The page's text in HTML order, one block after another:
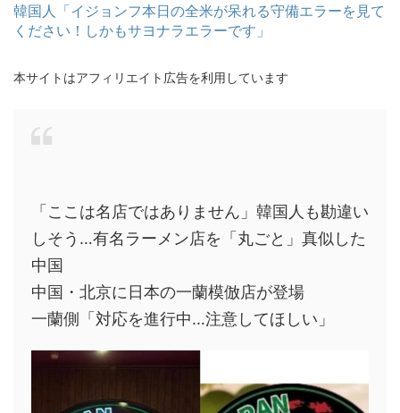
韓国人「イジョンフ本日の全米が呆れる守備エラーを見て
ください！しかもサヨナラエラーです」
本サイトはアフィリエイト広告を利用しています
「ここは名店ではありません」韓国人も勘違い
しそう…有名ラーメン店を「丸ごと」真似した
中国
中国・北京に日本の一蘭模倣店が登場
一蘭側「対応を進行中…注意してほしい」